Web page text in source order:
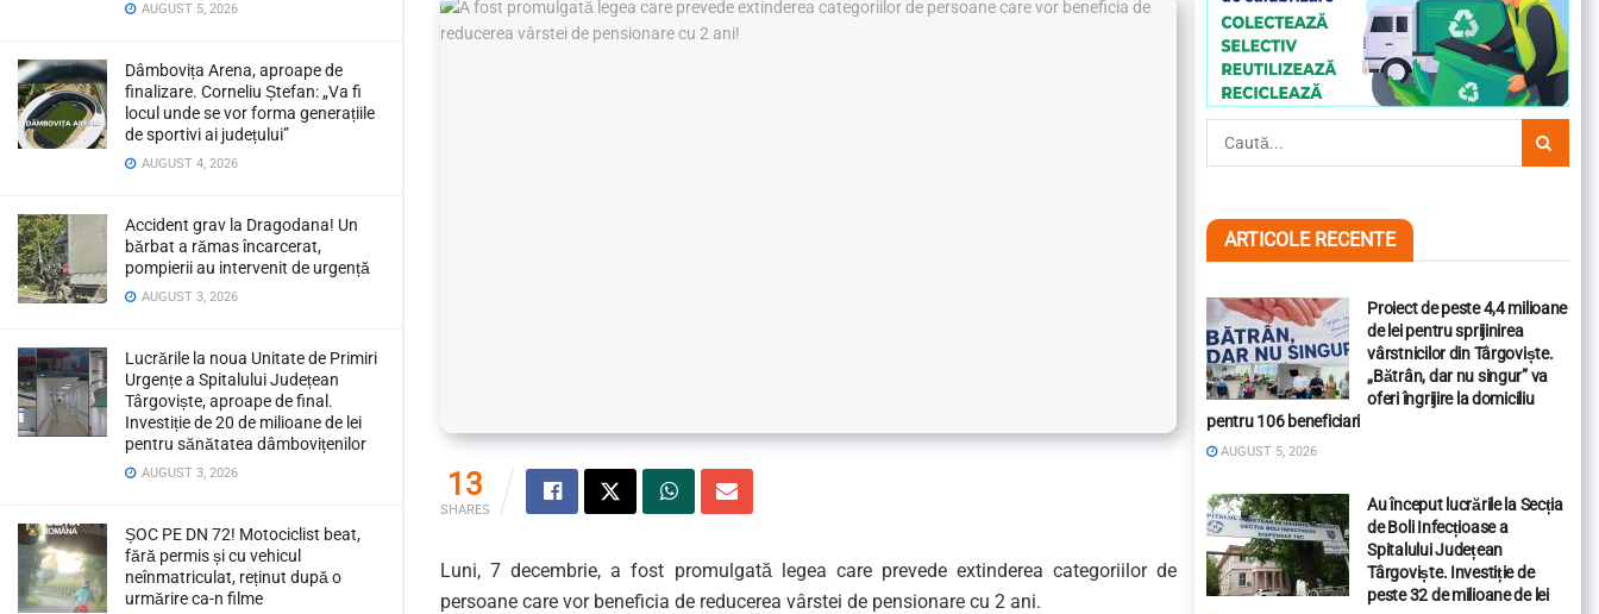
AUGUST 5, 2026
Dâmbovița Arena, aproape de
finalizare. Corneliu Ștefan: „Va fi
locul unde se vor forma generațiile
de sportivi ai județului”
AUGUST 4, 2026
Accident grav la Dragodana! Un
bărbat a rămas încarcerat,
pompierii au intervenit de urgență
AUGUST 3, 2026
Lucrările la noua Unitate de Primiri
Urgențe a Spitalului Județean
Târgoviște, aproape de final.
Investiție de 20 de milioane de lei
pentru sănătatea dâmbovițenilor
AUGUST 3, 2026
ȘOC PE DN 72! Motociclist beat,
fără permis și cu vehicul
neînmatriculat, reținut după o
urmărire ca-n filme
13
SHARES
Luni, 7 decembrie, a fost promulgată legea care prevede extinderea categoriilor de
persoane care vor beneficia de reducerea vârstei de pensionare cu 2 ani.
ARTICOLE RECENTE
Proiect de peste 4,4 milioane
de lei pentru sprijinirea
vârstnicilor din Târgoviște.
„Bătrân, dar nu singur” va
oferi îngrijire la domiciliu
pentru 106 beneficiari
AUGUST 5, 2026
Au început lucrările la Secția
de Boli Infecțioase a
Spitalului Județean
Târgoviște. Investiție de
peste 32 de milioane de lei